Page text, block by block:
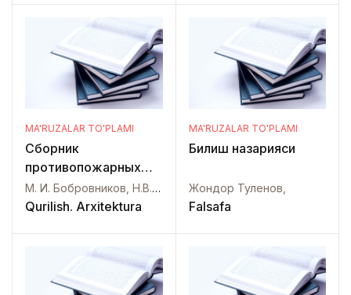
MA'RUZALAR TO'PLAMI
Сборник
противопожарных
норм строительного
проектирования
населенных мест
М. И. Бобровников, Н.В. Обухова,
Qurilish. Arxitektura
MA'RUZALAR TO'PLAMI
Билиш назарияси
Жондор Туленов,
Falsafa